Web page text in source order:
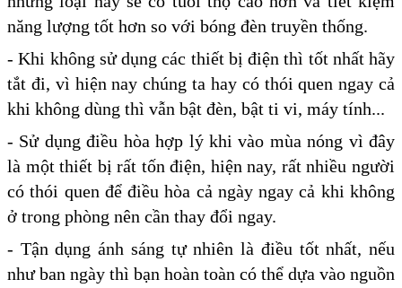
năng lượng tốt hơn so với bóng đèn truyền thống.
- Khi không sử dụng các thiết bị điện thì tốt nhất hãy
tắt đi, vì hiện nay chúng ta hay có thói quen ngay cả
khi không dùng thì vẫn bật đèn, bật ti vi, máy tính...
- Sử dụng điều hòa hợp lý khi vào mùa nóng vì đây
là một thiết bị rất tốn điện, hiện nay, rất nhiều người
có thói quen để điều hòa cả ngày ngay cả khi không
ở trong phòng nên cần thay đổi ngay.
- Tận dụng ánh sáng tự nhiên là điều tốt nhất, nếu
như ban ngày thì bạn hoàn toàn có thể dựa vào nguồn